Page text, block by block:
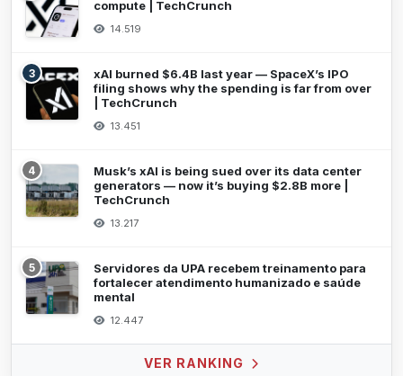
compute | TechCrunch
14.519
3
xAI burned $6.4B last year — SpaceX’s IPO
filing shows why the spending is far from over
| TechCrunch
13.451
4
Musk’s xAI is being sued over its data center
generators — now it’s buying $2.8B more |
TechCrunch
13.217
5
Servidores da UPA recebem treinamento para
fortalecer atendimento humanizado e saúde
mental
12.447
VER RANKING